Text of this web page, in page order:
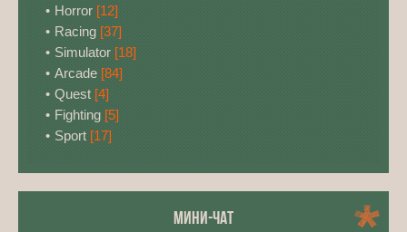
Horror [12]
Racing [37]
Simulator [18]
Arcade [84]
Quest [4]
Fighting [5]
Sport [17]
МИНИ-ЧАТ